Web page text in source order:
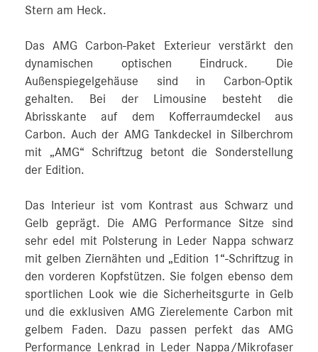
Stern am Heck.
Das AMG Carbon-Paket Exterieur verstärkt den
dynamischen optischen Eindruck. Die
Außenspiegelgehäuse sind in Carbon-Optik
gehalten. Bei der Limousine besteht die
Abrisskante auf dem Kofferraumdeckel aus
Carbon. Auch der AMG Tankdeckel in Silberchrom
mit „AMG“ Schriftzug betont die Sonderstellung
der Edition.
Das Interieur ist vom Kontrast aus Schwarz und
Gelb geprägt. Die AMG Performance Sitze sind
sehr edel mit Polsterung in Leder Nappa schwarz
mit gelben Ziernähten und „Edition 1“-Schriftzug in
den vorderen Kopfstützen. Sie folgen ebenso dem
sportlichen Look wie die Sicherheitsgurte in Gelb
und die exklusiven AMG Zierelemente Carbon mit
gelbem Faden. Dazu passen perfekt das AMG
Performance Lenkrad in Leder Nappa/Mikrofaser